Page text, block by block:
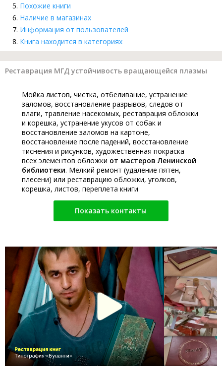
Похожие книги
Наличие в магазинах
Информация от пользователей
Книга находится в категориях
Реставрация МГД устойчивость вращающейся плазмы
Мойка листов, чистка, отбеливание, устранение
заломов, восстановление разрывов, следов от
влаги, травление насекомых, реставрация обложки
и корешка, устранение укусов от собак и
восстановление заломов на картоне,
восстановление после падений, восстановление
тиснения и рисунков, художественная покраска
всех элементов обложки от мастеров Ленинской
библиотеки. Мелкий ремонт (удаление пятен,
плесени) или реставрацию обложки, уголков,
корешка, листов, переплета книги
Показать контакты